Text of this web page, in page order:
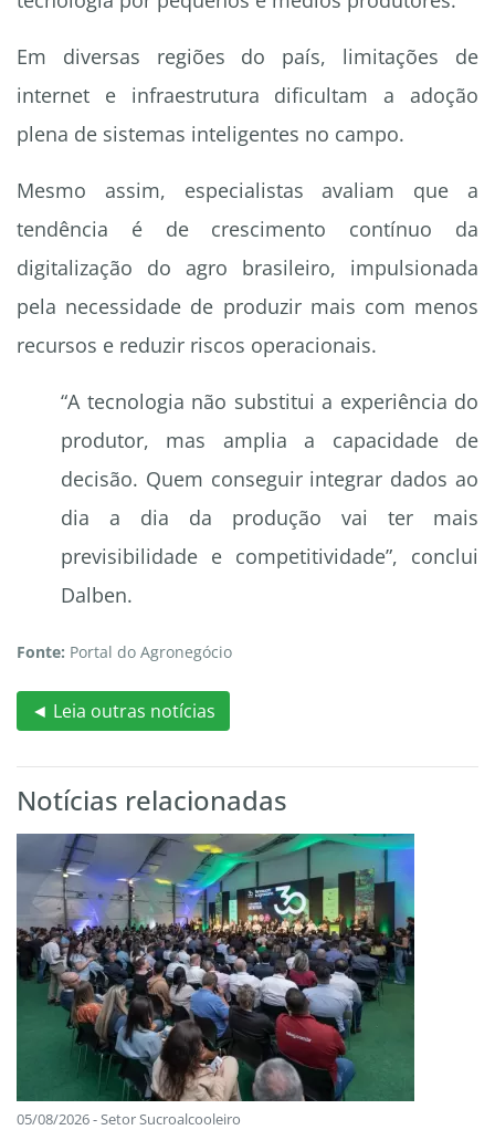
Em diversas regiões do país, limitações de
internet e infraestrutura dificultam a adoção
plena de sistemas inteligentes no campo.
Mesmo assim, especialistas avaliam que a
tendência é de crescimento contínuo da
digitalização do agro brasileiro, impulsionada
pela necessidade de produzir mais com menos
recursos e reduzir riscos operacionais.
“A tecnologia não substitui a experiência do
produtor, mas amplia a capacidade de
decisão. Quem conseguir integrar dados ao
dia a dia da produção vai ter mais
previsibilidade e competitividade”, conclui
Dalben.
Fonte: Portal do Agronegócio
◄ Leia outras notícias
Notícias relacionadas
05/08/2026 - Setor Sucroalcooleiro